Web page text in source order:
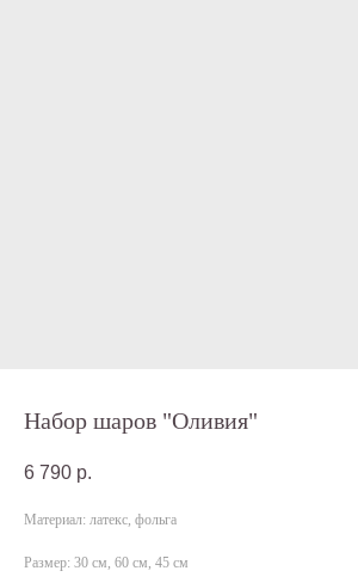
Набор шаров "Оливия"
6 790 р.
Материал: латекс, фольга
Размер: 30 см, 60 см, 45 см